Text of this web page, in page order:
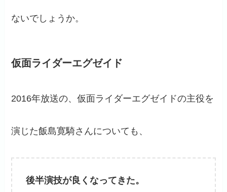
ないでしょうか。
仮面ライダーエグゼイド
2016年放送の、仮面ライダーエグゼイドの主役を
演じた飯島寛騎さんについても、
後半演技が良くなってきた。